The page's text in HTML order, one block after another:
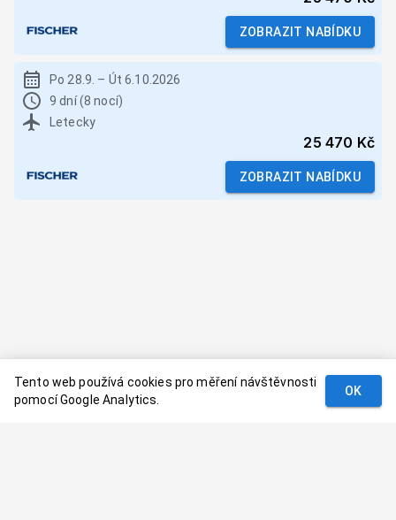
ZOBRAZIT NABÍDKU
Po 28.9. – Út 6.10.2026
9 dní (8 nocí)
Letecky
25 470 Kč
ZOBRAZIT NABÍDKU
Tento web používá cookies pro měření návštěvnosti
pomocí Google Analytics.
OK